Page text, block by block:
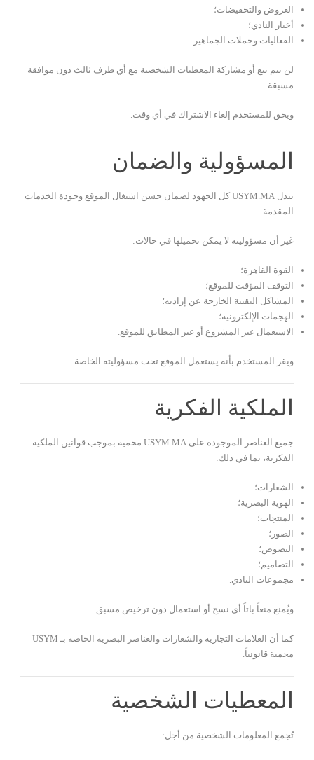
العروض والتخفيضات؛
أخبار النادي؛
الفعاليات وحملات الجماهير.
لن يتم بيع أو مشاركة المعطيات الشخصية مع أي طرف ثالث دون موافقة
مسبقة.
ويحق للمستخدم إلغاء الاشتراك في أي وقت.
المسؤولية والضمان
يبذل USYM.MA كل الجهود لضمان حسن اشتغال الموقع وجودة الخدمات
المقدمة.
غير أن مسؤوليته لا يمكن تحميلها في حالات:
القوة القاهرة؛
التوقف المؤقت للموقع؛
المشاكل التقنية الخارجة عن إرادته؛
الهجمات الإلكترونية؛
الاستعمال غير المشروع أو غير المطابق للموقع.
ويقر المستخدم بأنه يستعمل الموقع تحت مسؤوليته الخاصة.
الملكية الفكرية
جميع العناصر الموجودة على USYM.MA محمية بموجب قوانين الملكية
الفكرية، بما في ذلك:
الشعارات؛
الهوية البصرية؛
المنتجات؛
الصور؛
النصوص؛
التصاميم؛
مجموعات النادي.
ويُمنع منعاً باتاً أي نسخ أو استعمال دون ترخيص مسبق.
كما أن العلامات التجارية والشعارات والعناصر البصرية الخاصة بـ USYM
محمية قانونياً.
المعطيات الشخصية
تُجمع المعلومات الشخصية من أجل: